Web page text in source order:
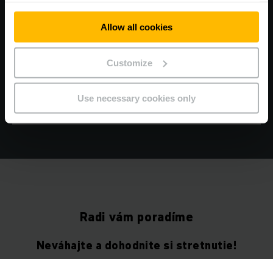
Allow all cookies
Customize
Use necessary cookies only
RÝCHLO, JEDNODUCHO A INTELIGENTNE
Zaregistrujte sa a dlhé čakanie na odpoveď
VŠETKY INFORMÁCIE
Radi vám poradíme
Neváhajte a dohodnite si stretnutie!